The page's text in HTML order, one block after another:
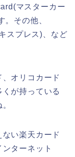
マスターカー
。その他、
スプレス)、など
オリコカード
が持っている
い楽天カード
ターネット